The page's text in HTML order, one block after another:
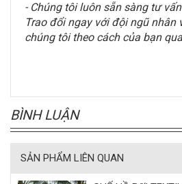
- Chúng tôi luôn sẵn sàng tư
Trao đổi ngay với đội ngũ nhân
chúng tôi theo cách của bạn
BÌNH LUẬN
SẢN PHẨM LIÊN QUAN